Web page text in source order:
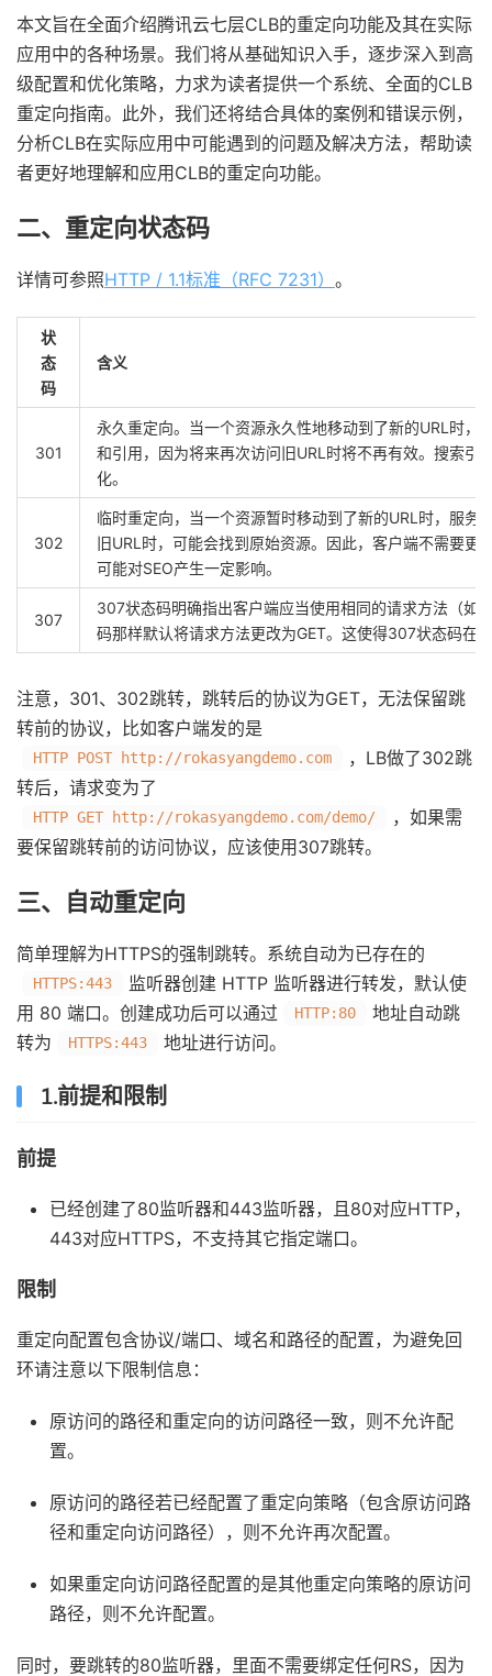
本文旨在全面介绍腾讯云七层CLB的重定向功能及其在实际
应用中的各种场景。我们将从基础知识入手，逐步深入到高
级配置和优化策略，力求为读者提供一个系统、全面的CLB
重定向指南。此外，我们还将结合具体的案例和错误示例，
分析CLB在实际应用中可能遇到的问题及解决方法，帮助读
者更好地理解和应用CLB的重定向功能。
二、重定向状态码
详情可参照HTTP / 1.1标准（RFC 7231） 。
状
态
码
含义
301
永久重定向。当一个资源永久性地移动到了新的URL时
和引用，因为将来再次访问旧URL时将不再有效。搜索引
化。
302
临时重定向，当一个资源暂时移动到了新的URL时，服
旧URL时，可能会找到原始资源。因此，客户端不需要
可能对SEO产生一定影响。
307
307状态码明确指出客户端应当使用相同的请求方法（如
码那样默认将请求方法更改为GET。这使得307状态码在
注意，301、302跳转，跳转后的协议为GET，无法保留跳
转前的协议，比如客户端发的是
HTTP POST http://rokasyangdemo.com
，LB做了302跳
转后，请求变为了
HTTP GET http://rokasyangdemo.com/demo/
，如果需
要保留跳转前的访问协议，应该使用307跳转。
三、自动重定向
简单理解为HTTPS的强制跳转。系统自动为已存在的
HTTPS:443
监听器创建 HTTP 监听器进行转发，默认使
用 80 端口。创建成功后可以通过
HTTP:80
地址自动跳
转为
HTTPS:443 地址进行访问。
1.前提和限制
前提
已经创建了80监听器和443监听器，且80对应HTTP，
443对应HTTPS，不支持其它指定端口。
限制
重定向配置包含协议/端口、域名和路径的配置，为避免回
环请注意以下限制信息：
原访问的路径和重定向的访问路径一致，则不允许配
置。
原访问的路径若已经配置了重定向策略（包含原访问路
径和重定向访问路径），则不允许再次配置。
如果重定向访问路径配置的是其他重定向策略的原访问
路径，则不允许配置。
同时，要跳转的80监听器，里面不需要绑定任何RS，因为